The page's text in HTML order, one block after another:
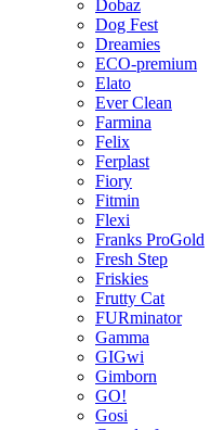
Dobaz
Dog Fest
Dreamies
ECO-premium
Elato
Ever Clean
Farmina
Felix
Ferplast
Fiory
Fitmin
Flexi
Franks ProGold
Fresh Step
Friskies
Frutty Cat
FURminator
Gamma
GIGwi
Gimborn
GO!
Gosi